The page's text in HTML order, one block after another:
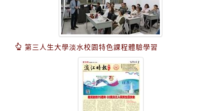
第三人生大學淡水校園特色課程體驗學習